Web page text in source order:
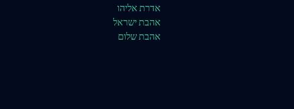
אדרת אליהו
אהבת ישראל
אהבת שלום